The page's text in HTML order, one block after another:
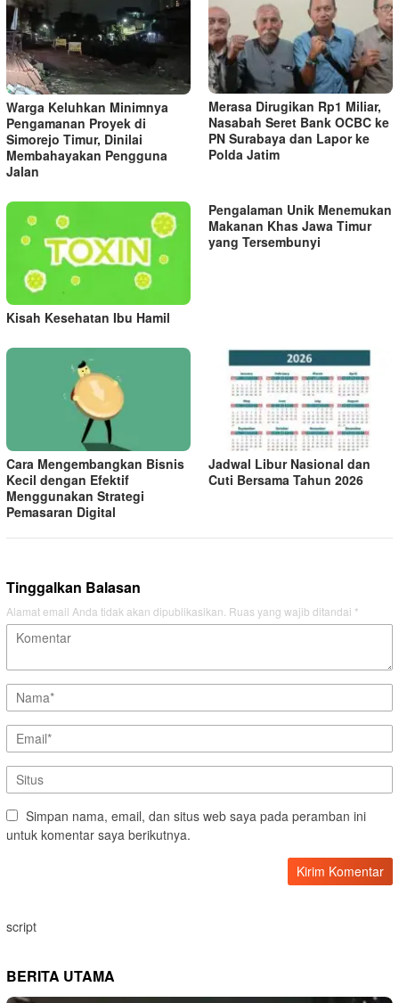
i
p
o
s
Warga Keluhkan Minimnya
Pengamanan Proyek di
Simorejo Timur, Dinilai
Membahayakan Pengguna
Jalan
Merasa Dirugikan Rp1 Miliar,
Nasabah Seret Bank OCBC ke
PN Surabaya dan Lapor ke
Polda Jatim
Kisah Kesehatan Ibu Hamil
Pengalaman Unik Menemukan
Makanan Khas Jawa Timur
yang Tersembunyi
Cara Mengembangkan Bisnis
Kecil dengan Efektif
Menggunakan Strategi
Pemasaran Digital
Jadwal Libur Nasional dan
Cuti Bersama Tahun 2026
Tinggalkan Balasan
Alamat email Anda tidak akan dipublikasikan. Ruas yang wajib ditandai *
Simpan nama, email, dan situs web saya pada peramban ini
untuk komentar saya berikutnya.
script
BERITA UTAMA